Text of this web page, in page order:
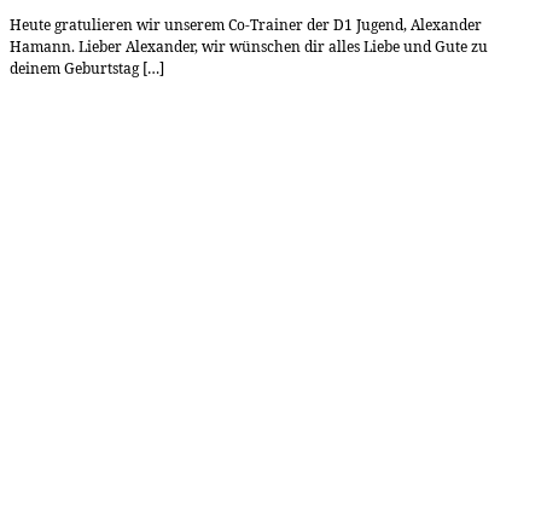
Heute gratulieren wir unserem Co-Trainer der D1 Jugend, Alexander
Hamann. Lieber Alexander, wir wünschen dir alles Liebe und Gute zu
deinem Geburtstag […]